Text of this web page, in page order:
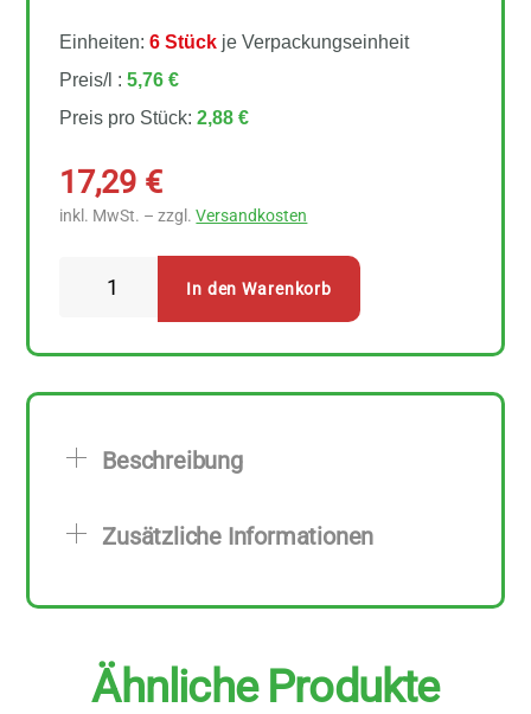
Einheiten:6 Stück je Verpackungseinheit
Preis/l :5,76 €
Preis pro Stück:2,88 €
17,29 €
inkl. MwSt. – zzgl.Versandkosten
500
Menge
In den Warenkorb
Beschreibung
Zusätzliche Informationen
Ähnliche Produkte